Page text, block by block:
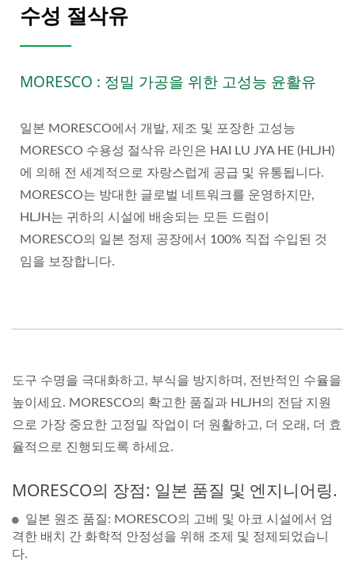
수성 절삭유
MORESCO : 정밀 가공을 위한 고성능 윤활유
일본 MORESCO에서 개발, 제조 및 포장한 고성능
MORESCO 수용성 절삭유 라인은 HAI LU JYA HE (HLJH)
에 의해 전 세계적으로 자랑스럽게 공급 및 유통됩니다.
MORESCO는 방대한 글로벌 네트워크를 운영하지만,
HLJH는 귀하의 시설에 배송되는 모든 드럼이
MORESCO의 일본 정제 공장에서 100% 직접 수입된 것
임을 보장합니다.
도구 수명을 극대화하고, 부식을 방지하며, 전반적인 수율을
높이세요. MORESCO의 확고한 품질과 HLJH의 전담 지원
으로 가장 중요한 고정밀 작업이 더 원활하고, 더 오래, 더 효
율적으로 진행되도록 하세요.
MORESCO의 장점: 일본 품질 및 엔지니어링.
일본 원조 품질: MORESCO의 고베 및 아코 시설에서 엄
격한 배치 간 화학적 안정성을 위해 조제 및 정제되었습니
다.